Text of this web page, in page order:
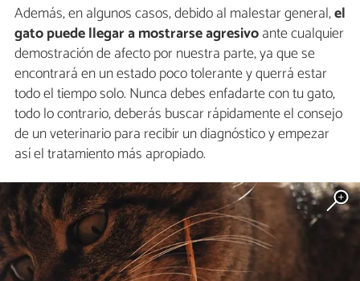
Además, en algunos casos, debido al malestar general,el
gatopuede llegar a mostrarse agresivoante cualquier
demostración de afecto por nuestra parte, ya que se
encontrará en un estado poco tolerante y querrá estar
todo el tiempo solo. Nunca debes enfadarte con tu gato,
todo lo contrario, deberás buscar rápidamente el consejo
de un veterinario para recibir un diagnóstico y empezar
así el tratamiento más apropiado.